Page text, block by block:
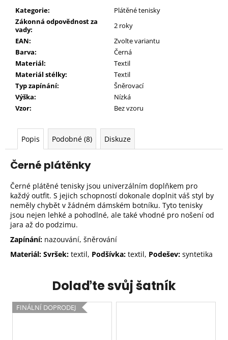
Kategorie:
Plátěné tenisky
Zákonná odpovědnost za
vady:
2 roky
EAN:
Zvolte variantu
Barva:
Černá
Materiál:
Textil
Materiál stélky:
Textil
Typ zapínání:
Šněrovací
Výška:
Nízká
Vzor:
Bez vzoru
Popis Podobné (8) Diskuze
Černé plátěnky
Černé plátěné tenisky jsou univerzálním doplňkem pro
každý outfit. S jejich schopností dokonale doplnit váš styl by
neměly chybět v žádném dámském botníku. Tyto tenisky
jsou nejen lehké a pohodlné, ale také vhodné pro nošení od
jara až do podzimu.
Zapínání: nazouvání, šněrování
Materiál: Svršek: textil, Podšívka: textil, Podešev: syntetika
Dolaďte svůj šatník
FINÁLNÍ DOPRODEJ